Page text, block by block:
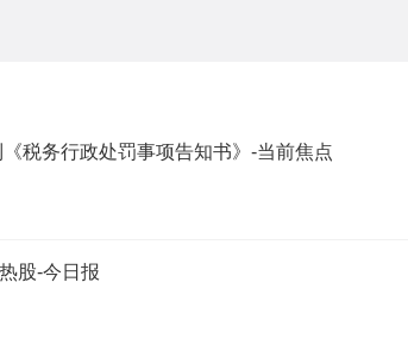
税务行政处罚事项告知书》-当前焦点
股-今日报